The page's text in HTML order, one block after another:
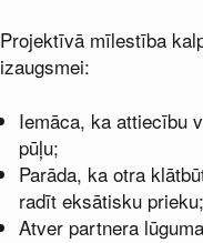
Projektīvā mīlestība
izaugsmei:
Iemāca, ka attiecību
pūļu;
Parāda, ka otra
radīt eksātisku prieku;
Atver partnera